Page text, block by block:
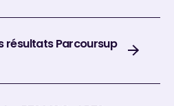
résultats Parcoursup